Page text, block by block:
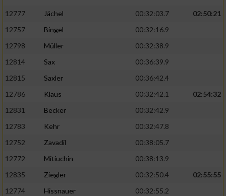
12777
Jächel 00:32:03.7
02:50:21
12757
Bingel
00:32:16.9
12798
Müller
00:32:38.9
12814
Sax
00:36:39.9
12815
Saxler
00:36:42.4
12786
Klaus 00:32:42.1
02:54:32
12831
Becker
00:32:42.9
12783
Kehr
00:32:47.8
12752
Zavadil
00:38:05.7
12772
Mitiuchin
00:38:13.9
12835
Ziegler 00:32:50.4
02:55:55
12774
Hissnauer
00:32:55.2